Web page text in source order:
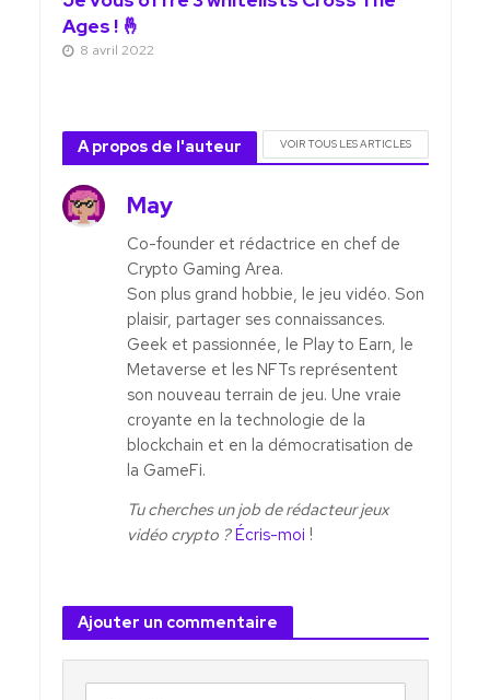
Ages ! 🤞
8 avril 2022
A propos de l'auteur VOIR TOUS LES ARTICLES
May
Co-founder et rédactrice en chef de
Crypto Gaming Area.
Son plus grand hobbie, le jeu vidéo. Son
plaisir, partager ses connaissances.
Geek et passionnée, le Play to Earn, le
Metaverse et les NFTs représentent
son nouveau terrain de jeu. Une vraie
croyante en la technologie de la
blockchain et en la démocratisation de
la GameFi.
Tu cherches un job de rédacteur jeux
vidéo crypto ? Écris-moi !
Ajouter un commentaire